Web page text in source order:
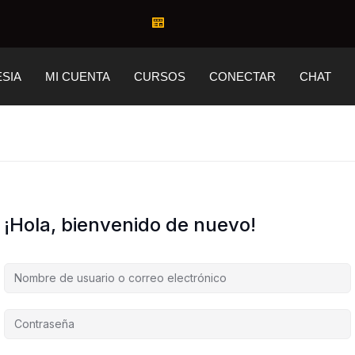
MI CUENTA CURSOS CONECTAR CHAT
¡Hola, bienvenido de nuevo!